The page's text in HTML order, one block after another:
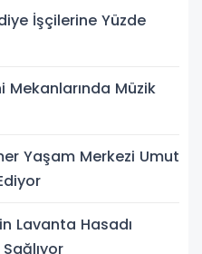
İşçilerine Yüzde
Mekanlarında Müzik
Yaşam Merkezi Umut
Lavanta Hasadı